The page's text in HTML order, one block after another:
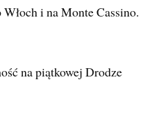
i na Monte Cassino.
na piątkowej Drodze